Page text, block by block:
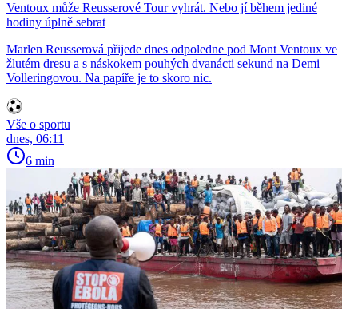
Ventoux může Reusserové Tour vyhrát. Nebo jí během jediné
hodiny úplně sebrat
Marlen Reusserová přijede dnes odpoledne pod Mont Ventoux ve
žlutém dresu a s náskokem pouhých dvanácti sekund na Demi
Volleringovou. Na papíře je to skoro nic.
Vše o sportu
dnes, 06:11
6 min